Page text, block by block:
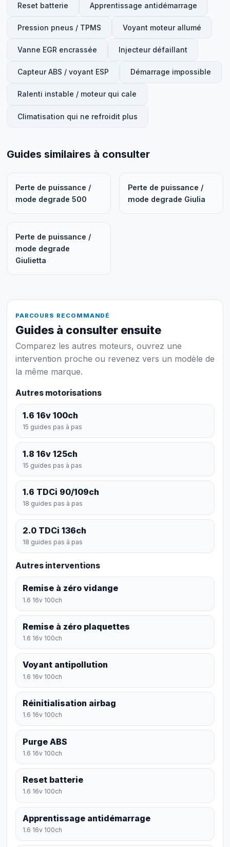
Reset batterie Apprentissage antidémarrage
Pression pneus / TPMS Voyant moteur allumé
Vanne EGR encrassée Injecteur défaillant
Capteur ABS / voyant ESP Démarrage impossible
Ralenti instable / moteur qui cale
Climatisation qui ne refroidit plus
Guides similaires à consulter
Perte de puissance /
mode degrade 500
Perte de puissance /
mode degrade Giulia
Perte de puissance /
mode degrade
Giulietta
PARCOURS RECOMMANDÉ
Guides à consulter ensuite
Comparez les autres moteurs, ouvrez une
intervention proche ou revenez vers un modèle de
la même marque.
Autres motorisations
1.6 16v 100ch
15 guides pas à pas
1.8 16v 125ch
15 guides pas à pas
1.6 TDCi 90/109ch
18 guides pas à pas
2.0 TDCi 136ch
18 guides pas à pas
Autres interventions
Remise à zéro vidange
1.6 16v 100ch
Remise à zéro plaquettes
1.6 16v 100ch
Voyant antipollution
1.6 16v 100ch
Réinitialisation airbag
1.6 16v 100ch
Purge ABS
1.6 16v 100ch
Reset batterie
1.6 16v 100ch
Apprentissage antidémarrage
1.6 16v 100ch